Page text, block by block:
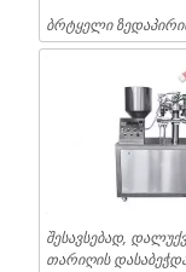
ბრტყელი
შესავსებად,
თარიღის